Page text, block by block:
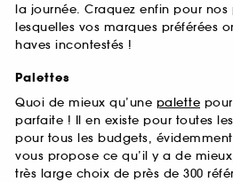
la journée. Craquez enfin pour nos
lesquelles vos marques préférées
haves incontestés !
Palettes
Quoi de mieux qu’une palette
parfaite ! Il en existe pour toutes
pour tous les budgets,
vous propose ce qu’il y a de
très large choix de près de 300